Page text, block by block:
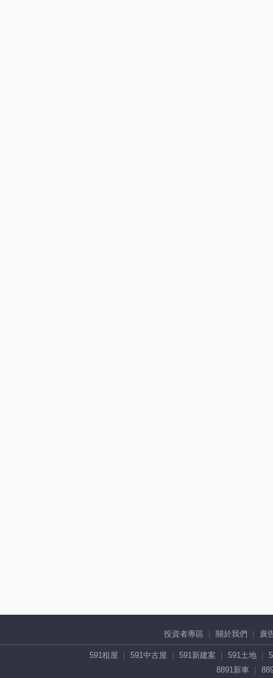
投資者專區 關於我們 廣
591租屋 591中古屋 591新建案 591土地
8891新車